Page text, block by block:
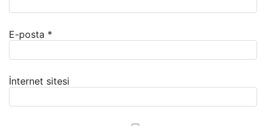
E-posta *
İnternet sitesi